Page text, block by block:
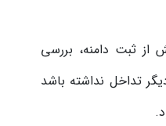
از ثبت دامنه، بررسی
تداخل نداشته باشد